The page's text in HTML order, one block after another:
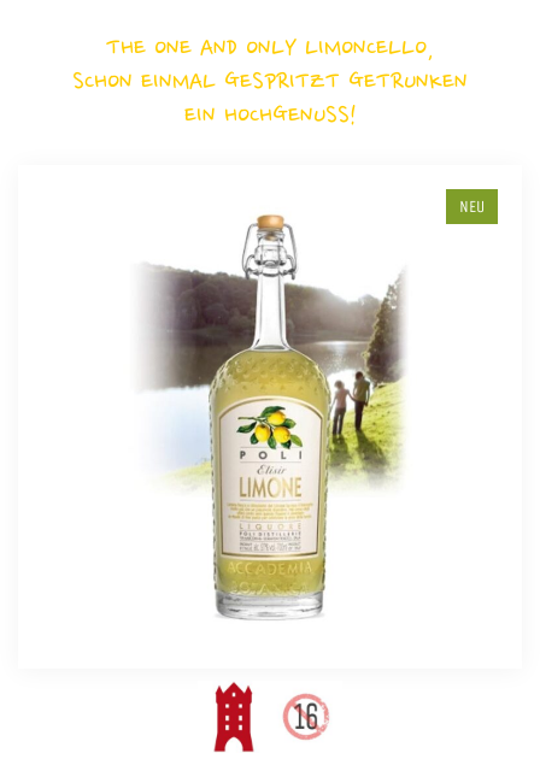
THE ONE AND ONLY LIMONCELLO,
SCHON EINMAL GESPRITZT GETRUNKEN
EIN HOCHGENUSS!
NEU